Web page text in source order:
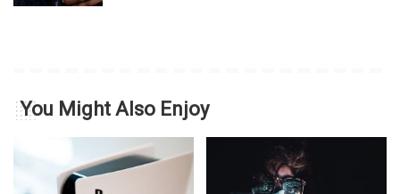
You Might Also Enjoy